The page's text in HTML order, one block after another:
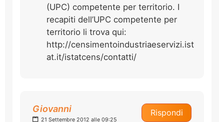
(UPC) competente per territorio. I
recapiti dell’UPC competente per
territorio li trova qui:
http://censimentoindustriaeservizi.ist
at.it/istatcens/contatti/
Rispondi
Giovanni
21 Settembre 2012 alle 09:25